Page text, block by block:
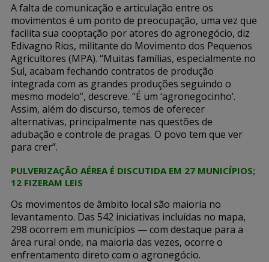
A falta de comunicação e articulação entre os
movimentos é um ponto de preocupação, uma vez que
facilita sua cooptação por atores do agronegócio, diz
Edivagno Rios, militante do Movimento dos Pequenos
Agricultores (MPA). “Muitas famílias, especialmente no
Sul, acabam fechando contratos de produção
integrada com as grandes produções seguindo o
mesmo modelo”, descreve. “É um ‘agronegocinho’.
Assim, além do discurso, temos de oferecer
alternativas, principalmente nas questões de
adubação e controle de pragas. O povo tem que ver
para crer”.
PULVERIZAÇÃO AÉREA É DISCUTIDA EM 27 MUNICÍPIOS;
12 FIZERAM LEIS
Os movimentos de âmbito local são maioria no
levantamento. Das 542 iniciativas incluídas no mapa,
298 ocorrem em municípios — com destaque para a
área rural onde, na maioria das vezes, ocorre o
enfrentamento direto com o agronegócio.